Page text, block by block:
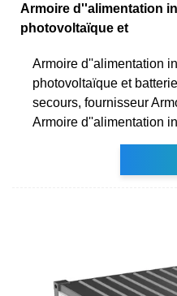
Armoire d''alimentation
photovoltaïque et
Armoire d''alimentation
photovoltaïque et
secours, fournisseur
Armoire d''alimentation